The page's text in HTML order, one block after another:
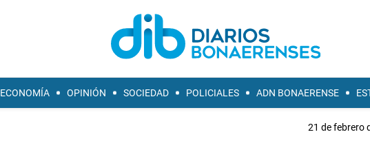
ECONOMÍA OPINIÓN SOCIEDAD POLICIALES ADN BONAERENSE
21 de febrero